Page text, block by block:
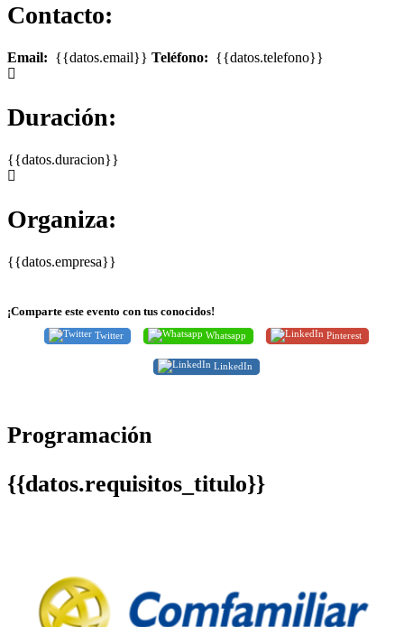
Contacto:
Email: {{datos.email}} Teléfono: {{datos.telefono}}
Duración:
{{datos.duracion}}
Organiza:
{{datos.empresa}}
¡Comparte este evento con tus conocidos!
Twitter Whatsapp Pinterest
LinkedIn
Programación
{{datos.requisitos_titulo}}